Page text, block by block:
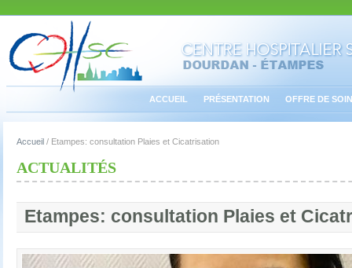
ACCUEIL PRÉSENTATION OFFRE DE
Accueil / Etampes: consultation Plaies et Cicatrisation
ACTUALITÉS
Etampes: consultation Plaies et